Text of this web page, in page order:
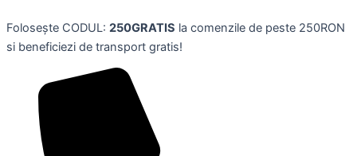
to
content
Folosește CODUL: 250GRATIS la comenzile de peste 250RON
si beneficiezi de transport gratis!